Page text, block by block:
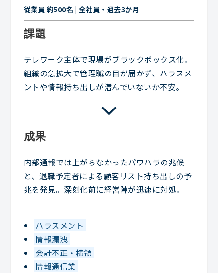
従業員 約500名 | 全社員・過去3か月
課題
テレワーク主体で現場がブラックボックス化。
組織の急拡大で管理職の目が届かず、ハラスメ
ントや情報持ち出しが潜んでいないか不安。
成果
内部通報では上がらなかったパワハラの兆候
と、退職予定者による顧客リスト持ち出しの予
兆を発見。深刻化前に経営陣が迅速に対処。
ハラスメント
情報漏洩
会計不正・横領
情報通信業